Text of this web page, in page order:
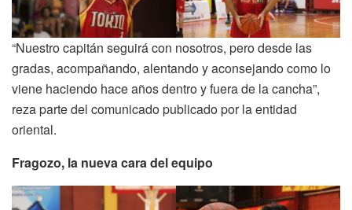
“Nuestro capitán seguirá con nosotros, pero desde las
gradas, acompañando, alentando y aconsejando como lo
viene haciendo hace años dentro y fuera de la cancha”,
reza parte del comunicado publicado por la entidad
oriental.
Fragozo, la nueva cara del equipo